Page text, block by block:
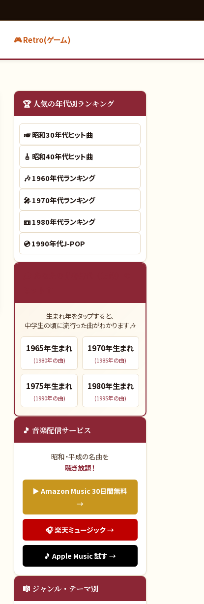
🎮 Retro(ゲーム)
🏆 人気の年代別ランキング
🎺昭和30年代ヒット曲
🎸 昭和40年代ヒット曲
🎶1960年代ランキング
🎤1970年代ランキング
📼1980年代ランキング
💿1990年代J-POP
生まれ年をタップすると、
中学生の頃に流行った曲がわかります🎶
1965年生まれ
(1980年の曲)
1970年生まれ
(1985年の曲)
1975年生まれ
(1990年の曲)
1980年生まれ
(1995年の曲)
🎵 音楽配信サービス
昭和・平成の名曲を
聴き放題！
▶ Amazon Music 30日間無料
→
🎧 楽天ミュージック →
🎵 Apple Music 試す →
🎼 ジャンル・テーマ別